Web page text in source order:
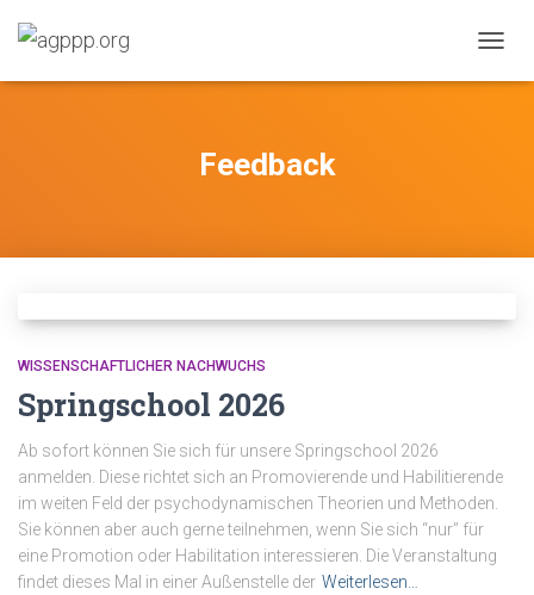
Feedback
WISSENSCHAFTLICHER NACHWUCHS
Springschool 2026
Ab sofort können Sie sich für unsere Springschool 2026
anmelden. Diese richtet sich an Promovierende und Habilitierende
im weiten Feld der psychodynamischen Theorien und Methoden.
Sie können aber auch gerne teilnehmen, wenn Sie sich “nur” für
eine Promotion oder Habilitation interessieren. Die Veranstaltung
findet dieses Mal in einer Außenstelle der Weiterlesen…